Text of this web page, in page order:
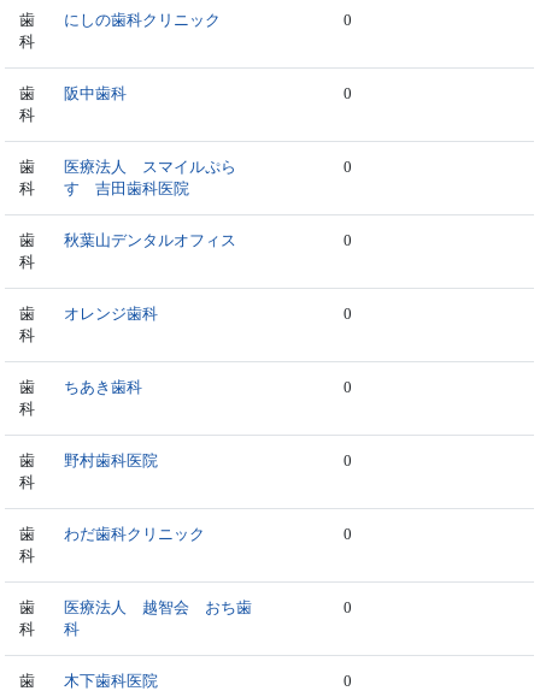
歯
科
にしの歯科クリニック 0
歯
科
阪中歯科 0
歯
科
医療法人 スマイルぷら
す 吉田歯科医院
0
歯
科
秋葉山デンタルオフィス 0
歯
科
オレンジ歯科 0
歯
科
ちあき歯科 0
歯
科
野村歯科医院 0
歯
科
わだ歯科クリニック 0
歯
科
医療法人 越智会 おち歯
科
0
歯
木下歯科医院 0